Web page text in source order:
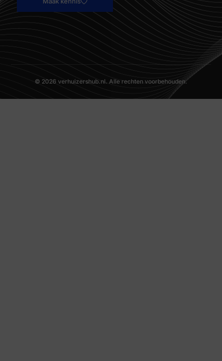
© 2026 verhuizershub.nl. Alle rechten voorbehouden.